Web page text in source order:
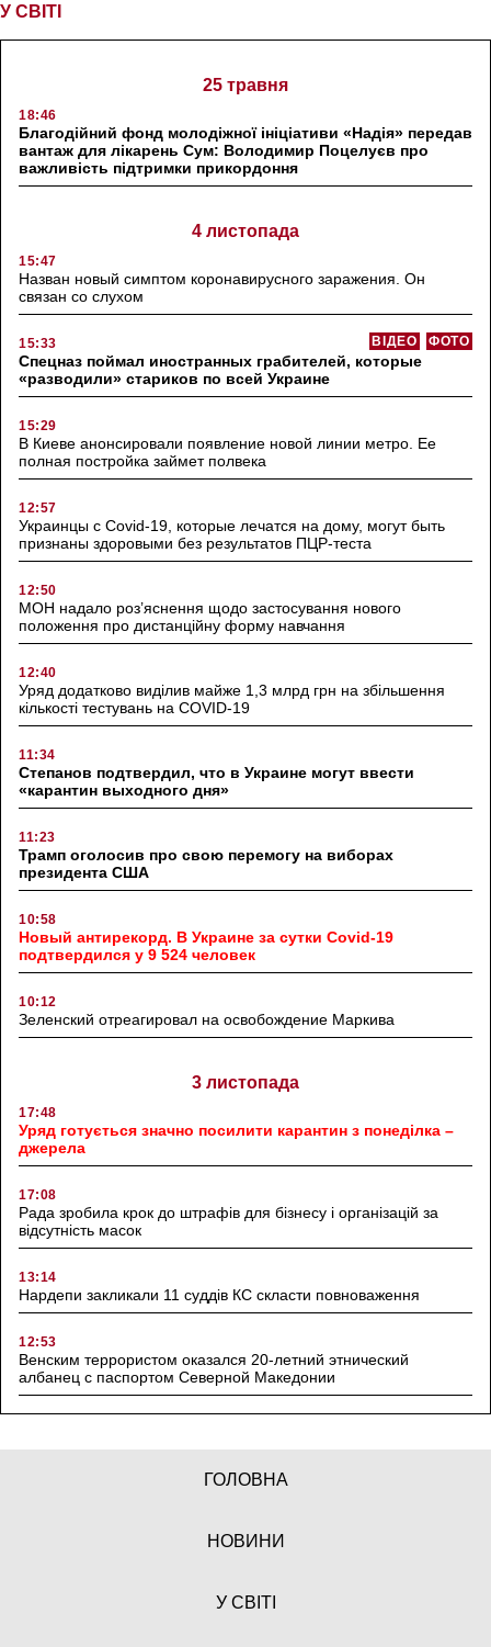
У СВІТІ
25 травня
18:46
Благодійний фонд молодіжної ініціативи «Надія» передав
вантаж для лікарень Сум: Володимир Поцелуєв про
важливість підтримки прикордоння
4 листопада
15:47
Назван новый симптом коронавирусного заражения. Он
связан со слухом
15:33 ФОТО
ВІДЕО
Спецназ поймал иностранных грабителей, которые
«разводили» стариков по всей Украине
15:29
В Киеве анонсировали появление новой линии метро. Ее
полная постройка займет полвека
12:57
Украинцы с Covid-19, которые лечатся на дому, могут быть
признаны здоровыми без результатов ПЦР-теста
12:50
МОН надало роз’яснення щодо застосування нового
положення про дистанційну форму навчання
12:40
Уряд додатково виділив майже 1,3 млрд грн на збільшення
кількості тестувань на COVID-19
11:34
Степанов подтвердил, что в Украине могут ввести
«карантин выходного дня»
11:23
Трамп оголосив про свою перемогу на виборах
президента США
10:58
Новый антирекорд. В Украине за сутки Covid-19
подтвердился у 9 524 человек
10:12
Зеленский отреагировал на освобождение Маркива
3 листопада
17:48
Уряд готується значно посилити карантин з понеділка –
джерела
17:08
Рада зробила крок до штрафів для бізнесу і організацій за
відсутність масок
13:14
Нардепи закликали 11 суддів КС скласти повноваження
12:53
Венским террористом оказался 20-летний этнический
албанец с паспортом Северной Македонии
ГОЛОВНА
НОВИНИ
У СВІТІ